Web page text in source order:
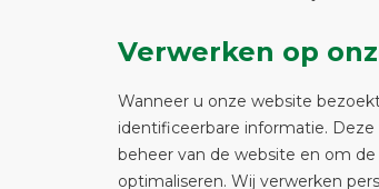
Verwerken op
Wanneer u onze website
identificeerbare informatie.
beheer van de website en om
optimaliseren. Wij verwerken